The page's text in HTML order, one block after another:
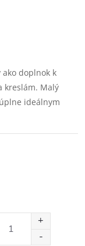
ako doplnok k
kreslám. Malý
ideálnym